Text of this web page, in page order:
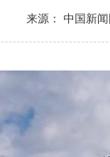
来源： 中国新